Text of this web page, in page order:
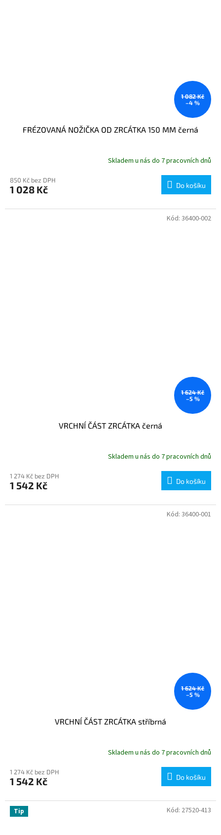
1 082 Kč
–4 %
FRÉZOVANÁ NOŽIČKA OD ZRCÁTKA 150 MM černá
Skladem u nás do 7 pracovních dnů
850 Kč bez DPH
1 028 Kč Do košíku
1 624 Kč
–5 %
VRCHNÍ ČÁST ZRCÁTKA černá
Skladem u nás do 7 pracovních dnů
1 274 Kč bez DPH
1 542 Kč Do košíku
Kód: 36400-002
1 624 Kč
–5 %
VRCHNÍ ČÁST ZRCÁTKA stříbrná
Skladem u nás do 7 pracovních dnů
1 274 Kč bez DPH
1 542 Kč Do košíku
Kód: 36400-001
Tip Kód: 27520-413